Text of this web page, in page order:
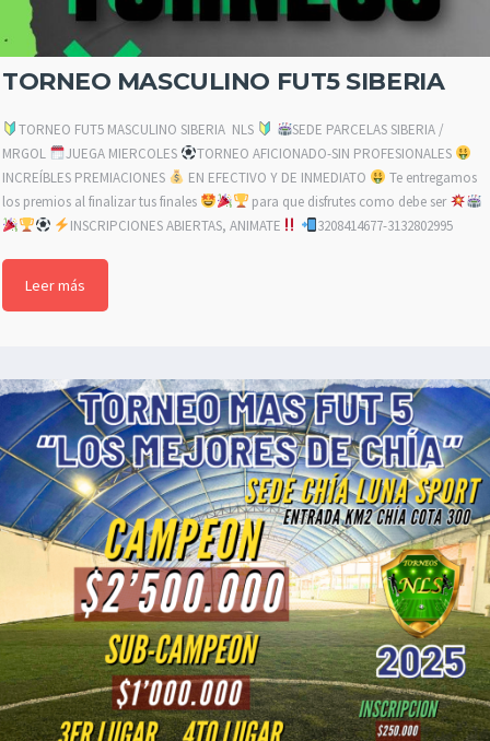
TORNEO MASCULINO FUT5 SIBERIA
TORNEO FUT5 MASCULINO SIBERIA NLS
SEDE PARCELAS SIBERIA /
MRGOL
JUEGA MIERCOLES
TORNEO AFICIONADO-SIN PROFESIONALES
INCREÍBLES PREMIACIONES
EN EFECTIVO Y DE INMEDIATO
Te entregamos
los premios al finalizar tus finales
para que disfrutes como debe ser
INSCRIPCIONES ABIERTAS, ANIMATE
3208414677-3132802995
Leer más